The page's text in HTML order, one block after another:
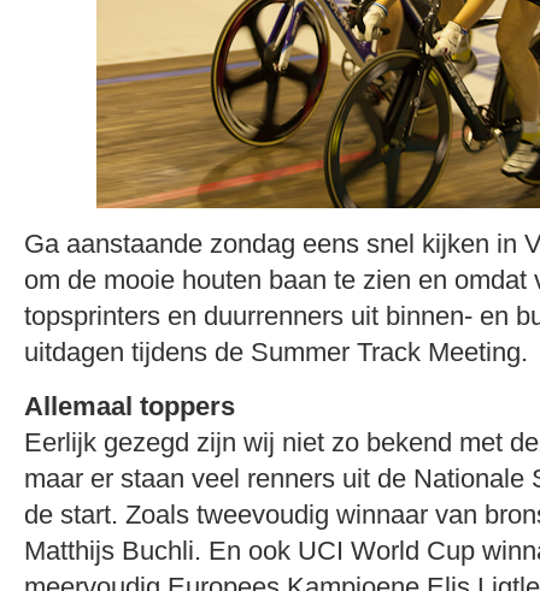
Ga aanstaande zondag eens snel kijken in
om de mooie houten baan te zien en omdat
topsprinters en duurrenners uit binnen- en
uitdagen tijdens de Summer Track Meeting.
Allemaal toppers
Eerlijk gezegd zijn wij niet zo bekend met
maar er staan veel renners uit de Nationale
de start. Zoals tweevoudig winnaar van
Matthijs Buchli. En ook UCI World Cup